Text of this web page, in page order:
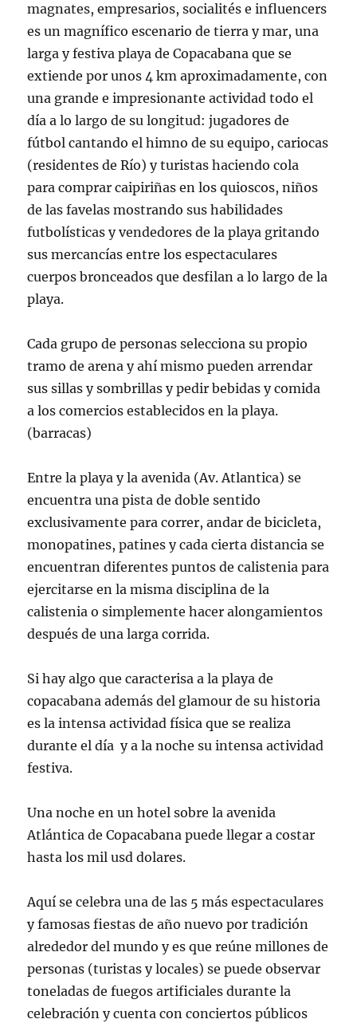
magnates, empresarios, socialités e influencers
es un magnífico escenario de tierra y mar, una
larga y festiva playa de Copacabana que se
extiende por unos 4 km aproximadamente, con
una grande e impresionante actividad todo el
día a lo largo de su longitud: jugadores de
fútbol cantando el himno de su equipo, cariocas
(residentes de Río) y turistas haciendo cola
para comprar caipiriñas en los quioscos, niños
de las favelas mostrando sus habilidades
futbolísticas y vendedores de la playa gritando
sus mercancías entre los espectaculares
cuerpos bronceados que desfilan a lo largo de la
playa.
Cada grupo de personas selecciona su propio
tramo de arena y ahí mismo pueden arrendar
sus sillas y sombrillas y pedir bebidas y comida
a los comercios establecidos en la playa.
(barracas)
Entre la playa y la avenida (Av. Atlantica) se
encuentra una pista de doble sentido
exclusivamente para correr, andar de bicicleta,
monopatines, patines y cada cierta distancia se
encuentran diferentes puntos de calistenia para
ejercitarse en la misma disciplina de la
calistenia o simplemente hacer alongamientos
después de una larga corrida.
Si hay algo que caracterisa a la playa de
copacabana además del glamour de su historia
es la intensa actividad física que se realiza
durante el día y a la noche su intensa actividad
festiva.
Una noche en un hotel sobre la avenida
Atlántica de Copacabana puede llegar a costar
hasta los mil usd dolares.
Aquí se celebra una de las 5 más espectaculares
y famosas fiestas de año nuevo por tradición
alrededor del mundo y es que reúne millones de
personas (turistas y locales) se puede observar
toneladas de fuegos artificiales durante la
celebración y cuenta con conciertos públicos